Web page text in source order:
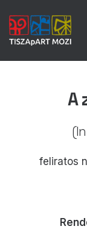
A
feliratos